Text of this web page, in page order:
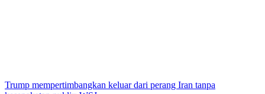
Trump mempertimbangkan keluar dari perang Iran tanpa